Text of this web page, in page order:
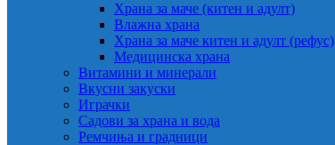
Храна за маче (китен и адулт)
Влажна храна
Храна за маче китен и адулт (рефус)
Медицинска храна
Витамини и минерали
Вкусни закуски
Играчки
Садови за храна и вода
Ремчиња и градници